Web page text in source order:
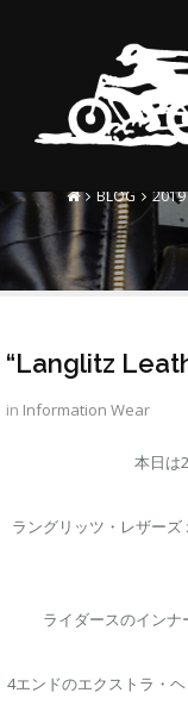
BLOG 2019
“Langlitz
in Information Wear
本日は
ラングリッツ・レザー
ライダースのイン
4エンドのエクストラ・